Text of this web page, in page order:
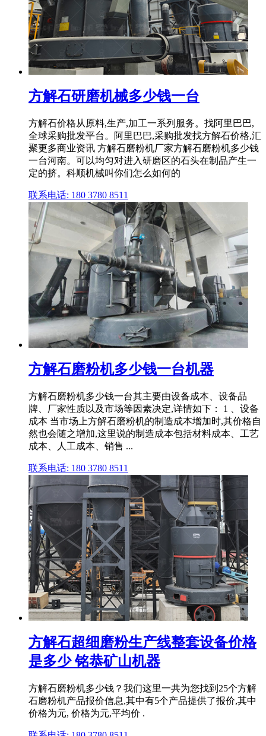
方解石研磨机械多少钱一台
方解石价格从原料,生产,加工一系列服务。找阿里巴巴,
全球采购批发平台。阿里巴巴,采购批发找方解石价格,汇
聚更多商业资讯 方解石磨粉机厂家方解石磨粉机多少钱
一台河南。可以均匀对进入研磨区的石头在制品产生一
定的挤。科顺机械叫你们怎么如何的
联系电话: 180 3780 8511
方解石磨粉机多少钱一台机器
方解石磨粉机多少钱一台其主要由设备成本、设备品
牌、厂家性质以及市场等因素决定,详情如下： 1 、设备
成本 当市场上方解石磨粉机的制造成本增加时,其价格自
然也会随之增加,这里说的制造成本包括材料成本、工艺
成本、人工成本、销售 ...
联系电话: 180 3780 8511
方解石超细磨粉生产线整套设备价格
是多少 铭恭矿山机器
方解石磨粉机多少钱？我们这里一共为您找到25个方解
石磨粉机产品报价信息,其中有5个产品提供了报价,其中
价格为元, 价格为元,平均价 .